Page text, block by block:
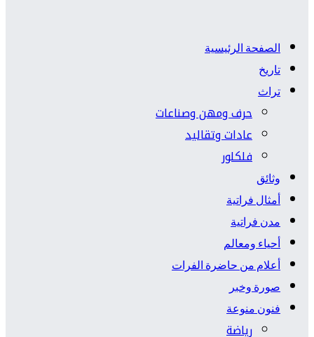
الصفحة الرئيسية
تاريخ
تراث
حرف ومهن وصناعات
عادات وتقاليد
فلكلور
وثائق
أمثال فراتية
مدن فراتية
أحياء ومعالم
أعلام من حاضرة الفرات
صورة وخبر
فنون منوعة
رياضة